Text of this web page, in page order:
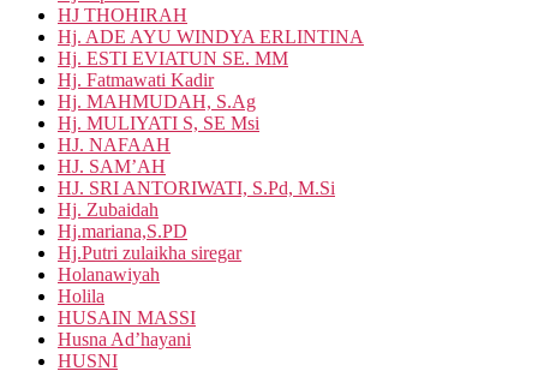
HJ THOHIRAH
Hj. ADE AYU WINDYA ERLINTINA
Hj. ESTI EVIATUN SE. MM
Hj. Fatmawati Kadir
Hj. MAHMUDAH, S.Ag
Hj. MULIYATI S, SE Msi
HJ. NAFAAH
HJ. SAM’AH
HJ. SRI ANTORIWATI, S.Pd, M.Si
Hj. Zubaidah
Hj.mariana,S.PD
Hj.Putri zulaikha siregar
Holanawiyah
Holila
HUSAIN MASSI
Husna Ad’hayani
HUSNI